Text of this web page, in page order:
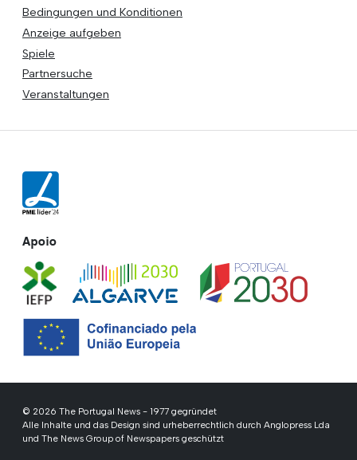
Bedingungen und Konditionen
Anzeige aufgeben
Spiele
Partnersuche
Veranstaltungen
Apoio
© 2026 The Portugal News - 1977 gegründet
Alle Inhalte und das Design sind urheberrechtlich durch Anglopress Lda
und The News Group of Newspapers geschützt